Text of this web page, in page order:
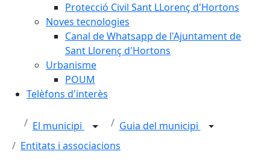
Protecció Civil Sant LLorenç d'Hortons
Noves tecnologies
Canal de Whatsapp de l'Ajuntament de
Sant Llorenç d'Hortons
Urbanisme
POUM
Telèfons d'interès
El municipi
Guia del municipi
Entitats i associacions